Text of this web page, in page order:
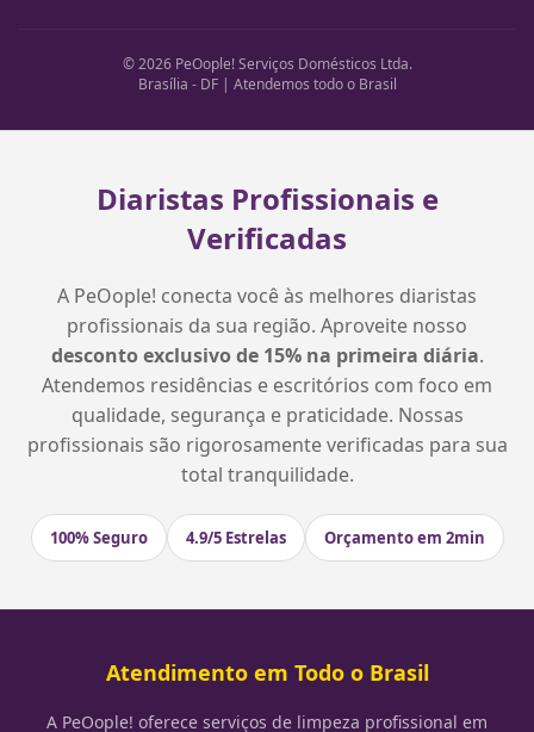
© 2026 PeOople! Serviços Domésticos Ltda.
Brasília - DF | Atendemos todo o Brasil
Diaristas Profissionais e
Verificadas
A PeOople! conecta você às melhores diaristas
profissionais da sua região. Aproveite nosso
desconto exclusivo de 15% na primeira diária.
Atendemos residências e escritórios com foco em
qualidade, segurança e praticidade. Nossas
profissionais são rigorosamente verificadas para sua
total tranquilidade.
100% Seguro 4.9/5 Estrelas Orçamento em 2min
Atendimento em Todo o Brasil
A PeOople! oferece serviços de limpeza profissional em